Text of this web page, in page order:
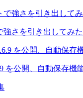
強さを引き出してみた
を公開、自動保存機